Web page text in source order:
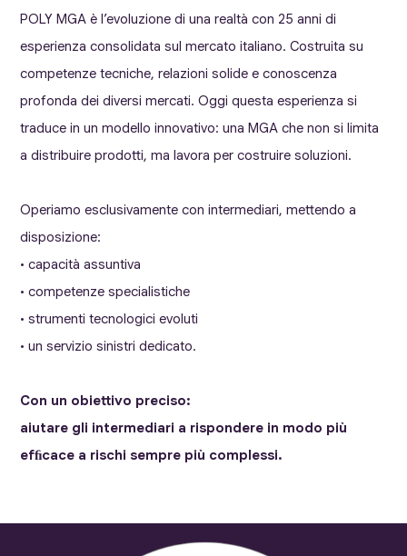
POLY MGA è l’evoluzione di una realtà con 25 anni di
esperienza consolidata sul mercato italiano. Costruita su
competenze tecniche, relazioni solide e conoscenza
profonda dei diversi mercati. Oggi questa esperienza si
traduce in un modello innovativo: una MGA che non si limita
a distribuire prodotti, ma lavora per costruire soluzioni.
Operiamo esclusivamente con intermediari, mettendo a
disposizione:
• capacità assuntiva
• competenze specialistiche
• strumenti tecnologici evoluti
• un servizio sinistri dedicato.
Con un obiettivo preciso:
aiutare gli intermediari a rispondere in modo più
efﬁcace a rischi sempre più complessi.